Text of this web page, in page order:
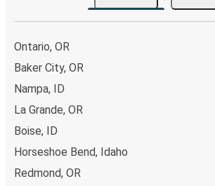
Ontario, OR
Baker City, OR
Nampa, ID
La Grande, OR
Boise, ID
Horseshoe Bend, Idaho
Redmond, OR